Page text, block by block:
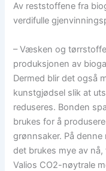
Av reststoffene fra
verdifulle
– Væsken og
produksjonen av
Dermed blir det også
kunstgjødsel slik at
reduseres. Bonden
brukes for å
grønnsaker. På
det brukes mye av
Valios CO2-nøytrale